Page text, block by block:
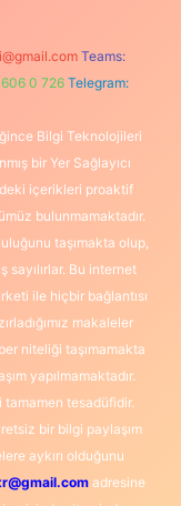
Teams:
0 726 Telegram:
Bilgi Teknolojileri
bir Yer Sağlayıcı
içerikleri proaktif
bulunmamaktadır.
taşımakta olup,
Bu internet
ile hiçbir bağlantısı
makaleler
niteliği taşımamakta
yapılmamaktadır.
tesadüfidir.
bir bilgi paylaşım
aykırı olduğunu
adresine